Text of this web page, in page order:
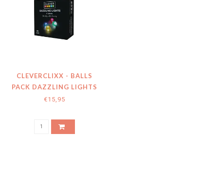
CLEVERCLIXX - BALLS
PACK DAZZLING LIGHTS
€15,95